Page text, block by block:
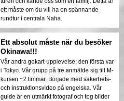
ett måste om du vill ha en spännande
rundtur i centrala Naha.
Ett absolut måste när du besöker
Okinawa!!!
Vår andra gokart-upplevelse; den första var
i Tokyo. Vår grupp på tre anmälde sig till M-
kursen ~2 timmar. Började med säkerhets-
och instruktionsvideo på engelska. Vår
guide är en utmärkt fotograf och tog bilder